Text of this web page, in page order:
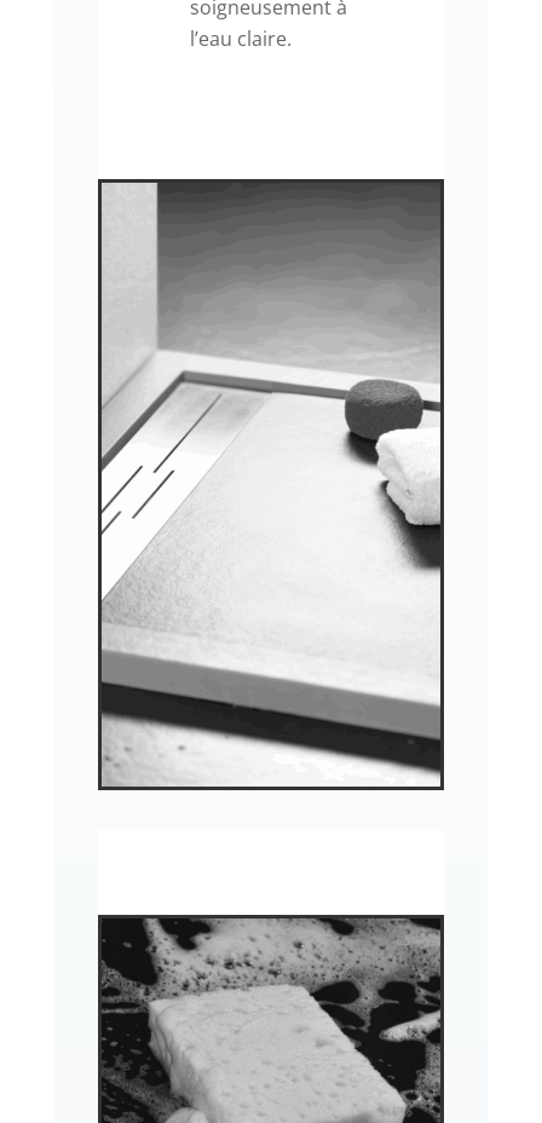
soigneusement à
l’eau claire.